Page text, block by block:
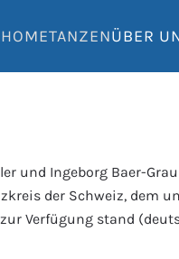
HOMETANZENÜBER
und Ingeborg Baer-
der Schweiz, dem
Verfügung stand